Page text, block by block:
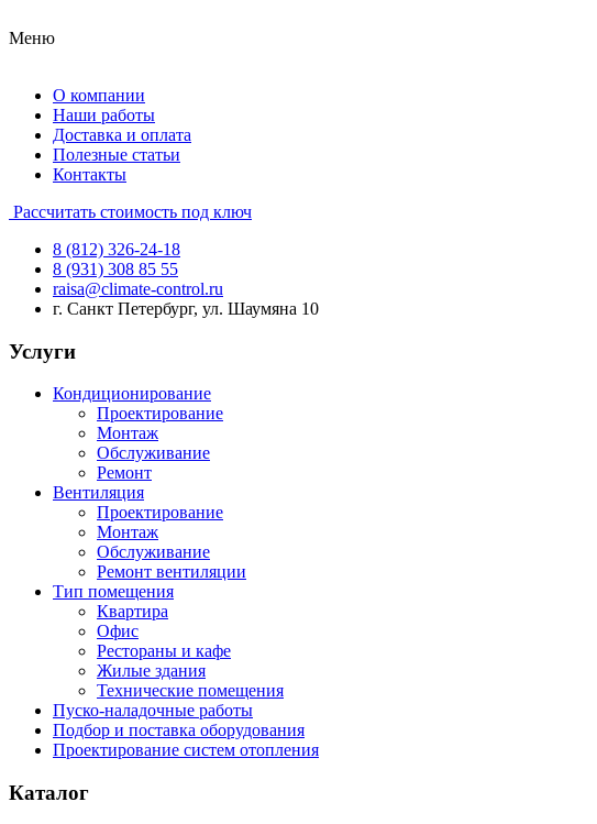
Меню
О компании
Наши работы
Доставка и оплата
Полезные статьи
Контакты
Рассчитать стоимость под ключ
8 (812) 326-24-18
8 (931) 308 85 55
raisa@climate-control.ru
г. Санкт Петербург, ул. Шаумяна 10
Услуги
Кондиционирование
Проектирование
Монтаж
Обслуживание
Ремонт
Вентиляция
Проектирование
Монтаж
Обслуживание
Ремонт вентиляции
Тип помещения
Квартира
Офис
Рестораны и кафе
Жилые здания
Технические помещения
Пуско-наладочные работы
Подбор и поставка оборудования
Проектирование систем отопления
Каталог